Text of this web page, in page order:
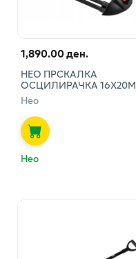
1,890.00 ден.
НЕО ПРСКАЛКА
ОСЦИЛИРАЧКА 16Х20М
Нео
Нео